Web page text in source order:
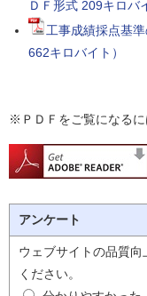
ＤＦ形式 209キロバ
工事成績採点基
662キロバイト）
※ＰＤＦをご覧になるに
アンケート
ウェブサイトの品質
ください。